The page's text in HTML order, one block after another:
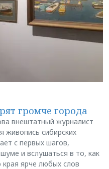
громче города
внештатный журналист
живопись сибирских
с первых шагов,
и вслушаться в то, как
ярче любых слов